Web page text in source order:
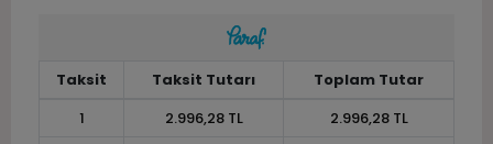
Taksit Taksit Tutarı
Toplam Tutar
1
2.996,28 TL
2.996,28 TL